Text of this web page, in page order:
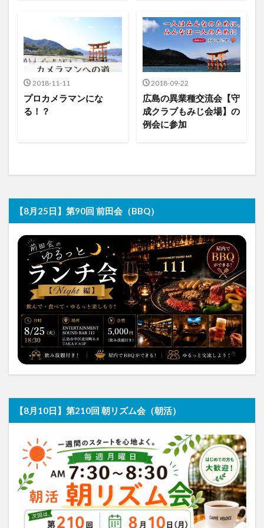
2018-11-11
プロカメラマンにな
る！？
2018-09-22
広島の異業種交流会【守
成クラブもみじ会場】の
例会に参加
【8月25日】第90回 前田会（BBQ）
【8月10日】第210回 朝リズム会（朝活）